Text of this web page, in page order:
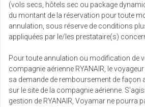
(vols secs, hôtels sec ou package
du montant de la réservation pour toute
annulation, sous réserve de conditions
appliquées par le/les prestataire(s)
Pour toute annulation ou modification de
compagnie aérienne RYANAIR, le
sa demande de remboursement de façon
sur le site de la compagnie aérienne.
gestion de RYANAIR, Voyamar ne pourra